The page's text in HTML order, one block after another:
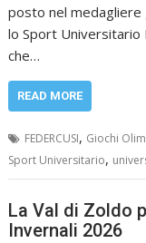
posto nel medagliere
lo Sport Universitario
che…
READ MORE
FEDERCUSI, Giochi
Sport Universitario,
La Val di Zoldo
Invernali 2026